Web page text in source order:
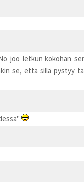
joo letkun kokohan
se, että sillä pystyy